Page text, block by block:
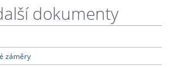
dokumenty
záměry